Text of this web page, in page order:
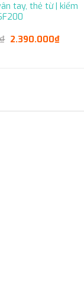
tay, thẻ từ | kiểm
₫ Original
2.390.000₫Current